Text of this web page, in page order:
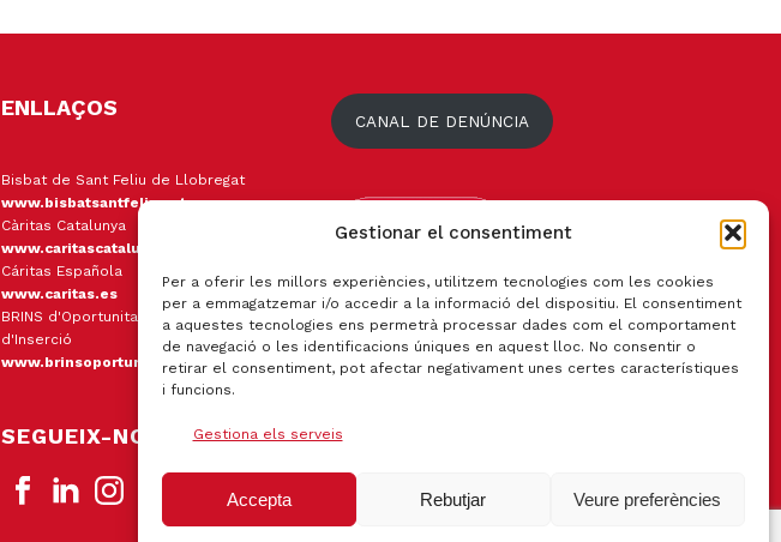
Gestionar el consentiment
Per a oferir les millors experiències, utilitzem tecnologies com les cookies
per a emmagatzemar i/o accedir a la informació del dispositiu. El consentiment
a aquestes tecnologies ens permetrà processar dades com el comportament
de navegació o les identificacions úniques en aquest lloc. No consentir o
retirar el consentiment, pot afectar negativament unes certes característiques
i funcions.
Gestiona els serveis
Accepta Rebutjar Veure preferències
ENLLAÇOS
Bisbat de Sant Feliu de Llobregat
www.bisbatsantfeliu.cat
Càritas Catalunya
www.caritascatalunya.cat
Cáritas Española
www.caritas.es
BRINS d'Oportunitats Empresa
d'Inserció
www.brinsoportunitats.cat
SEGUEIX-NOS
CANAL DE DENÚNCIA
Certificat qualitat ISO 9001:2015